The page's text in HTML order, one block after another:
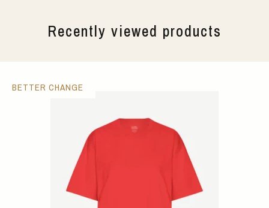
Recently viewed products
BETTER CHANGE